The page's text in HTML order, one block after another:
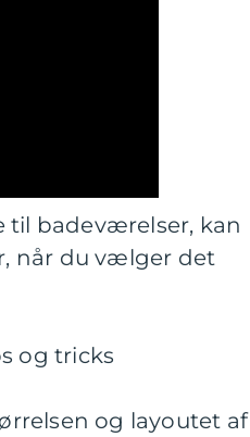
til badeværelser, kan
når du vælger det
og tricks
og layoutet af